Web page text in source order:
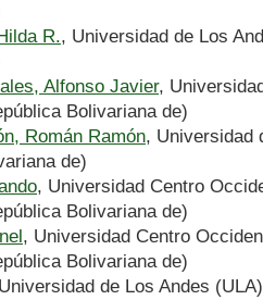
R., Universidad de Los
Alfonso Javier,
Bolivariana de)
Román Ramón, Universidad
de)
, Universidad Centro
Bolivariana de)
, Universidad Centro
Bolivariana de)
de Los Andes